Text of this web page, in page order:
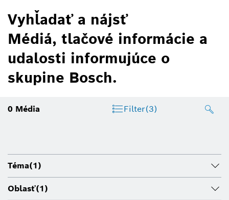
Vyhľadať a nájsť
Médiá, tlačové informácie a
udalosti informujúce o
skupine Bosch.
0 Média Filter(3)
Téma(1)
Oblasť(1)